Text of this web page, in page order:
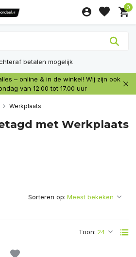
0
betalen mogelijk
– online & in de winkel! Wij zijn ook
van 12.00 tot 17.00 uur
Werkplaats
met Werkplaats
Toon:
Sorteren op: